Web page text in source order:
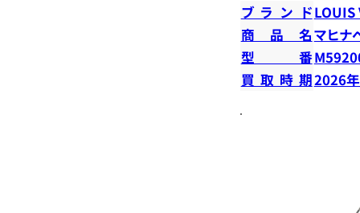
ブランドLOUIS
商品名マヒナ
型番
買取時期2026